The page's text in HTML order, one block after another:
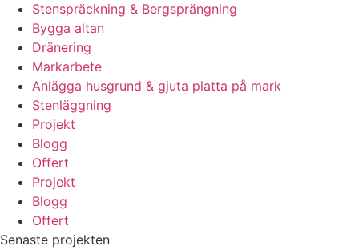
Stenspräckning & Bergsprängning
Bygga altan
Dränering
Markarbete
Anlägga husgrund & gjuta platta på mark
Stenläggning
Projekt
Blogg
Offert
Projekt
Blogg
Offert
Senaste projekten